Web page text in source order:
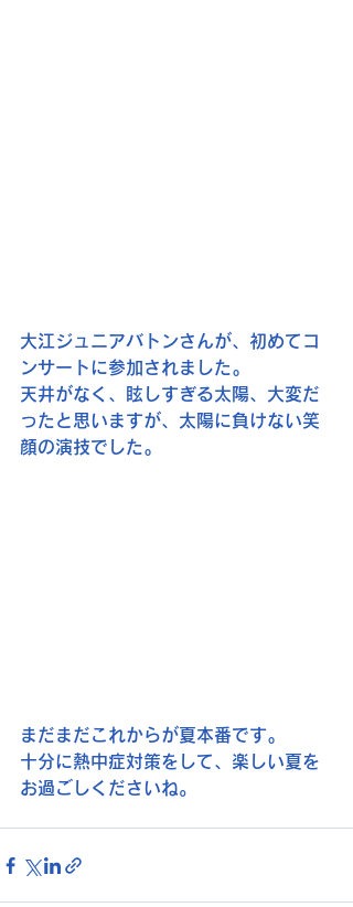
大江ジュニアバトンさんが、初めてコ
ンサートに参加されました｡
天井がなく、眩しすぎる太陽、大変だ
ったと思いますが、太陽に負けない笑
顔の演技でした｡
まだまだこれからが夏本番です｡
十分に熱中症対策をして、楽しい夏を
お過ごしくださいね。